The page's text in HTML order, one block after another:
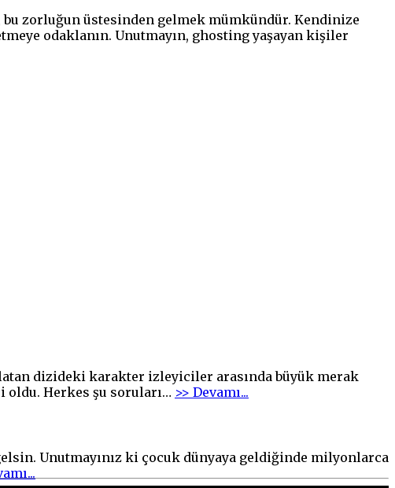
zorluğun üstesinden gelmek mümkündür. Kendinize
odaklanın. Unutmayın, ghosting yaşayan kişiler
dizideki karakter izleyiciler arasında büyük merak
oldu. Herkes şu soruları… >> Devamı...
BİRİ”
dizisiyle
Unutmayınız ki çocuk dünyaya geldiğinde milyonlarca